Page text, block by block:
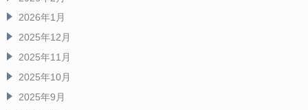
2026年1月
2025年12月
2025年11月
2025年10月
2025年9月